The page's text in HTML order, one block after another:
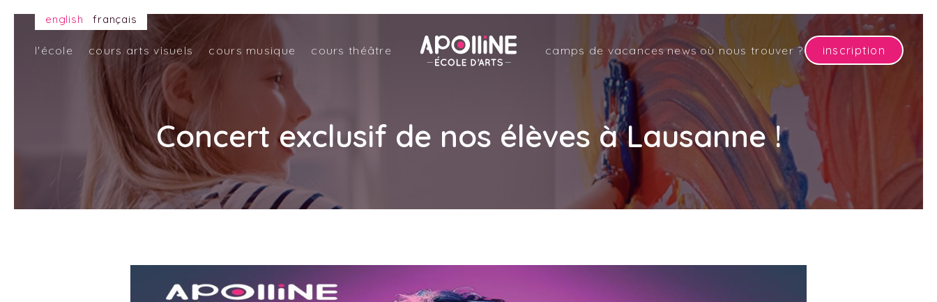
Apolline
–
École
l'école cours arts visuels cours musique cours théâtre camps de vacances news où nous trouver ? inscription
english français
Concert exclusif de nos élèves à Lausanne !